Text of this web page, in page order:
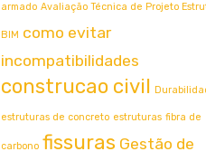
armado Avaliação Técnica de Projeto
BIM como evitar
incompatibilidades
construcao civil
estruturas de concreto estruturas fibra de
carbono fissuras Gestão de